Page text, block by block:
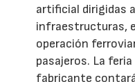
artificial dirigidas
infraestructuras,
operación
pasajeros. La
fabricante